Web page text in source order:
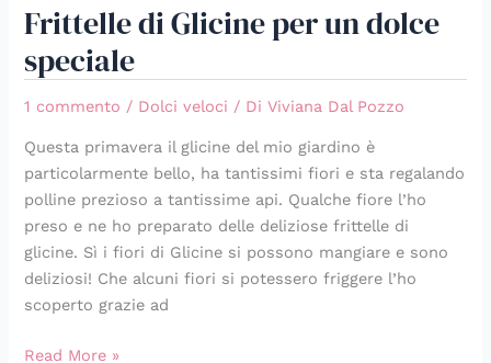
Frittelle di Glicine per un dolce
speciale
1 commento / Dolci veloci / DiViviana Dal Pozzo
Questa primavera il glicine del mio giardino è
particolarmente bello, ha tantissimi fiori e sta regalando
polline prezioso a tantissime api. Qualche fiore l’ho
preso e ne ho preparato delle deliziose frittelle di
glicine. Sì i fiori di Glicine si possono mangiare e sono
deliziosi! Che alcuni fiori si potessero friggere l’ho
scoperto grazie ad
Glicine
un
dolce
Read More »